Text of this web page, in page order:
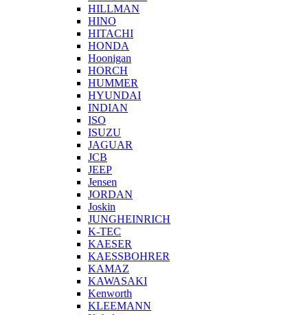
HILLMAN
HINO
HITACHI
HONDA
Hoonigan
HORCH
HUMMER
HYUNDAI
INDIAN
ISO
ISUZU
JAGUAR
JCB
JEEP
Jensen
JORDAN
Joskin
JUNGHEINRICH
K-TEC
KAESER
KAESSBOHRER
KAMAZ
KAWASAKI
Kenworth
KLEEMANN